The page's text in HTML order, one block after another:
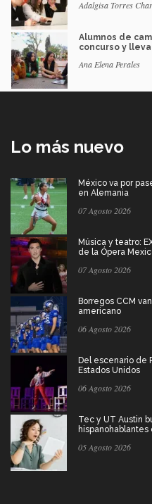
Adalgisa Torres
Alumnos de
concurso y
Ana Elena Perales
Lo más nuevo
México va por
en Alemania
07 Agosto 2026
Música y teatro:
de la Ópera
07 Agosto 2026
Borregos CCM
americano
06 Agosto 2026
Del escenario de
Estados Unidos
06 Agosto 2026
Tec y UT Austin
hispanohablantes
05 Agosto 2026